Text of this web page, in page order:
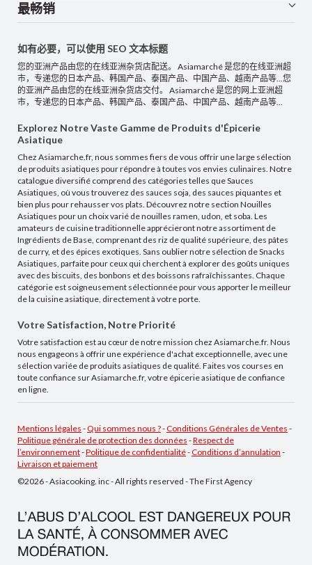
最畅销
如有必要，可以使用 SEO 文本标题
您的亚洲产品由您的在线亚洲杂货店配送。 Asiamarché 是您的在线亚洲超
市，专递您的日本产品、韩国产品、泰国产品、中国产品、越南产品等...您
的亚洲产品由您的在线亚洲杂货店交付。 Asiamarché 是您的网上亚洲超
市，专递您的日本产品、韩国产品、泰国产品、中国产品、越南产品等...
Explorez Notre Vaste Gamme de Produits d'Épicerie
Asiatique
Chez Asiamarche.fr, nous sommes fiers de vous offrir une large sélection
de produits asiatiques pour répondre à toutes vos envies culinaires. Notre
catalogue diversifié comprend des catégories telles que Sauces
Asiatiques, où vous trouverez des sauces soja, des sauces piquantes et
bien plus pour rehausser vos plats. Découvrez notre section Nouilles
Asiatiques pour un choix varié de nouilles ramen, udon, et soba. Les
amateurs de cuisine traditionnelle apprécieront notre assortiment de
Ingrédients de Base, comprenant des riz de qualité supérieure, des pâtes
de curry, et des épices exotiques. Sans oublier notre sélection de Snacks
Asiatiques, parfaite pour ceux qui cherchent à explorer des goûts uniques
avec des biscuits, des bonbons et des boissons rafraîchissantes. Chaque
catégorie est soigneusement sélectionnée pour vous apporter le meilleur
de la cuisine asiatique, directement à votre porte.
Votre Satisfaction, Notre Priorité
Votre satisfaction est au cœur de notre mission chez Asiamarche.fr. Nous
nous engageons à offrir une expérience d'achat exceptionnelle, avec une
sélection variée de produits asiatiques de qualité. Faites vos courses en
toute confiance sur Asiamarche.fr, votre épicerie asiatique de confiance
en ligne.
Mentions légales -Qui sommes nous ?-Conditions Générales de Ventes -
Politique générale de protection des données -Respect de
l’environnement-Politique de confidentialité-Conditions d’annulation -
Livraison et paiement
©2026 - Asiacooking. inc - All rights reserved - The First Agency